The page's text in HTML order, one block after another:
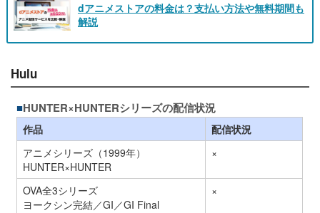
dアニメストアの料金は？支払い方法や無料期間も
解説
Hulu
HUNTER×HUNTERシリーズの配信状況
作品
配信状況
アニメシリーズ（1999年）
HUNTER×HUNTER
×
OVA全3シリーズ
ヨークシン完結／GI／GI Final
×